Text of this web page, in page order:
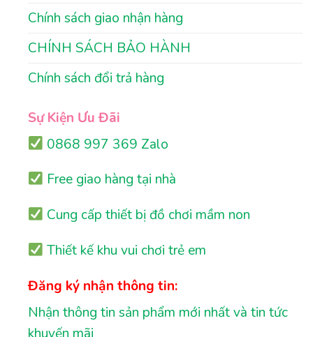
Chính sách giao nhận hàng
CHÍNH SÁCH BẢO HÀNH
Chính sách đổi trả hàng
Sự Kiện Ưu Đãi
0868 997 369 Zalo
Free giao hàng tại nhà
Cung cấp thiết bị đồ chơi mầm non
Thiết kế khu vui chơi trẻ em
Đăng ký nhận thông tin:
Nhận thông tin sản phẩm mới nhất và tin tức